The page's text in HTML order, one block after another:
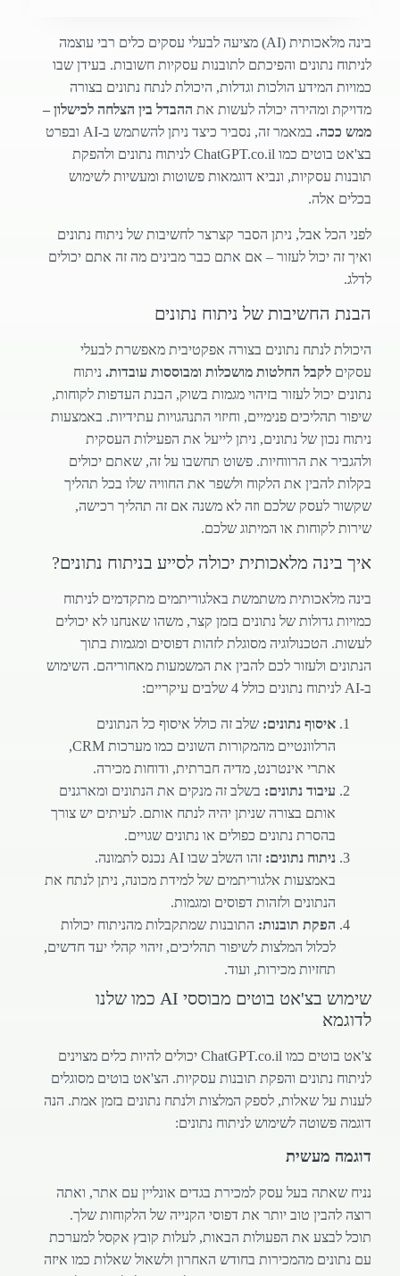
בינה מלאכותית (AI) מציעה לבעלי עסקים כלים רבי עוצמה
לניתוח נתונים והפיכתם לתובנות עסקיות חשובות. בעידן שבו
כמויות המידע הולכות וגדלות, היכולת לנתח נתונים בצורה
מדויקת ומהירה יכולה לעשות אתההבדל בין הצלחה לכישלון –
ממש ככה.
במאמר זה, נסביר כיצד ניתן להשתמש ב-AI ובפרט
בצ'אט בוטים כמו ChatGPT.co.il לניתוח נתונים ולהפקת
תובנות עסקיות, ונביא דוגמאות פשוטות ומעשיות לשימוש
בכלים אלה.
לפני הכל אבל, ניתן הסבר קצרצר לחשיבות של ניתוח נתונים
ואיך זה יכול לעזור – אם אתם כבר מבינים מה זה אתם יכולים
לדלג.
הבנת החשיבות של ניתוח נתונים
היכולת לנתח נתונים בצורה אפקטיבית מאפשרת לבעלי
עסקיםלקבל החלטות מושכלות ומבוססות עובדות.ניתוח
נתונים יכול לעזור בזיהוי מגמות בשוק, הבנת העדפות לקוחות,
שיפור תהליכים פנימיים, וחיזוי התנהגויות עתידיות. באמצעות
ניתוח נכון של נתונים, ניתן לייעל את הפעילות העסקית
ולהגביר את הרווחיות. פשוט תחשבו על זה, שאתם יכולים
בקלות להבין את הלקוח ולשפר את החוויה שלו בכל תהליך
שקשור לעסק שלכם וזה לא משנה אם זה תהליך רכישה,
שירות לקוחות או המיתוג שלכם.
איך בינה מלאכותית יכולה לסייע בניתוח נתונים?
בינה מלאכותית משתמשת באלגוריתמים מתקדמים לניתוח
כמויות גדולות של נתונים בזמן קצר, משהו שאנחנו לא יכולים
לעשות. הטכנולוגיה מסוגלת לזהות דפוסים ומגמות בתוך
הנתונים ולעזור לכם להבין את המשמעות מאחוריהם. השימוש
איסוף נתונים:שלב זה כולל איסוף כל הנתונים
הרלוונטיים מהמקורות השונים כמו מערכות CRM,
אתרי אינטרנט, מדיה חברתית, ודוחות מכירה.
עיבוד נתונים:בשלב זה מנקים את הנתונים ומארגנים
אותם בצורה שניתן יהיה לנתח אותם. לעיתים יש צורך
בהסרת נתונים כפולים או נתונים שגויים.
ניתוח נתונים:
זהו השלב שבו AI נכנס לתמונה.
באמצעות אלגוריתמים של למידת מכונה, ניתן לנתח את
הנתונים ולזהות דפוסים ומגמות.
הפקת תובנות:התובנות שמתקבלות מהניתוח יכולות
לכלול המלצות לשיפור תהליכים, זיהוי קהלי יעד חדשים,
תחזיות מכירות, ועוד.
שימוש בצ'אט בוטים מבוססי AI כמו שלנו
לדוגמא
צ'אט בוטים כמו ChatGPT.co.il יכולים להיות כלים מצוינים
לניתוח נתונים והפקת תובנות עסקיות. הצ'אט בוטים מסוגלים
לענות על שאלות, לספק המלצות ולנתח נתונים בזמן אמת. הנה
דוגמה פשוטה לשימוש לניתוח נתונים:
דוגמה מעשית
נניח שאתה בעל עסק למכירת בגדים אונליין עם אתר, ואתה
רוצה להבין טוב יותר את דפוסי הקנייה של הלקוחות שלך.
תוכל לבצע את הפעולות הבאות, לעלות קובץ אקסל למערכת
עם נתונים מהמכירות בחודש האחרון ולשאול שאלות כמו איזה